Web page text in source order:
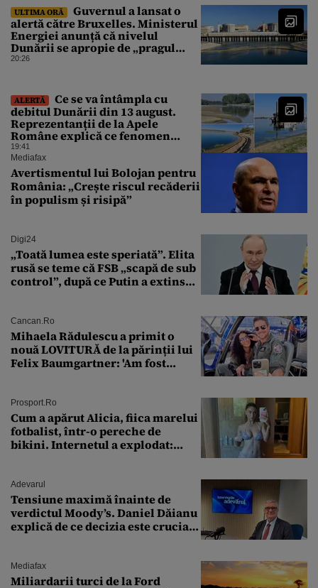
ULTIMA ORĂ
Guvernul a lansat o
alertă către Bruxelles. Ministerul
Energiei anunță că nivelul
Dunării se apropie de „pragul
critic”, iar centrala de la
20:26
ALERTĂ
Ce se va întâmpla cu
debitul Dunării din 13 august.
Reprezentanții de la Apele
Române explică ce fenomen
urmează
19:41
Mediafax
Avertismentul lui Bolojan pentru
România: „Crește riscul recăderii
în populism și risipă”
Digi24
„Toată lumea este speriată”. Elita
rusă se teme că FSB „scapă de sub
control”, după ce Putin a extins
Cancan.ro
Mihaela Rădulescu a primit o
nouă LOVITURĂ de la părinții lui
Felix Baumgartner: 'Am fost
Prosport.ro
Cum a apărut Alicia, fiica marelui
fotbalist, într-o pereche de
bikini. Internetul a explodat:
Adevarul
Tensiune maximă înainte de
verdictul Moody’s. Daniel Dăianu
explică de ce decizia este crucială
Mediafax
Miliardarii turci de la Ford